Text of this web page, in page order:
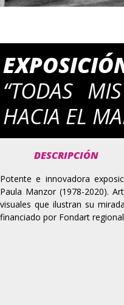
“TODAS
HACIA EL
DESCRIPCIÓN
Potente e innovadora
Paula Manzor (1978-2020).
visuales que ilustran su
financiado por Fondart